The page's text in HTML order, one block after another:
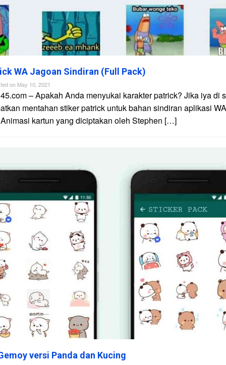
WA Jagoan Sindiran (Full Pack)
on May 10, 2021
– Apakah Anda menyukai karakter patrick? Jika iya di
mentahan stiker patrick untuk bahan sindiran aplikasi WA
kartun yang diciptakan oleh Stephen […]
versi Panda dan Kucing